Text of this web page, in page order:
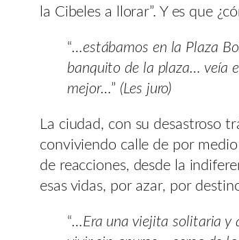
la Cibeles a llorar”. Y es que
“…estábamos en la Plaza
banquito de la plaza… veía
mejor…” (Les juro)
La ciudad, con su desastroso
conviviendo calle de por
de reacciones, desde la
esas vidas, por azar, por
“…Era una viejita solitaria y